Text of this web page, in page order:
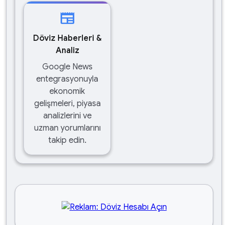
newspaper
Döviz Haberleri &
Analiz
Google News
entegrasyonuyla
ekonomik
gelişmeleri, piyasa
analizlerini ve
uzman yorumlarını
takip edin.